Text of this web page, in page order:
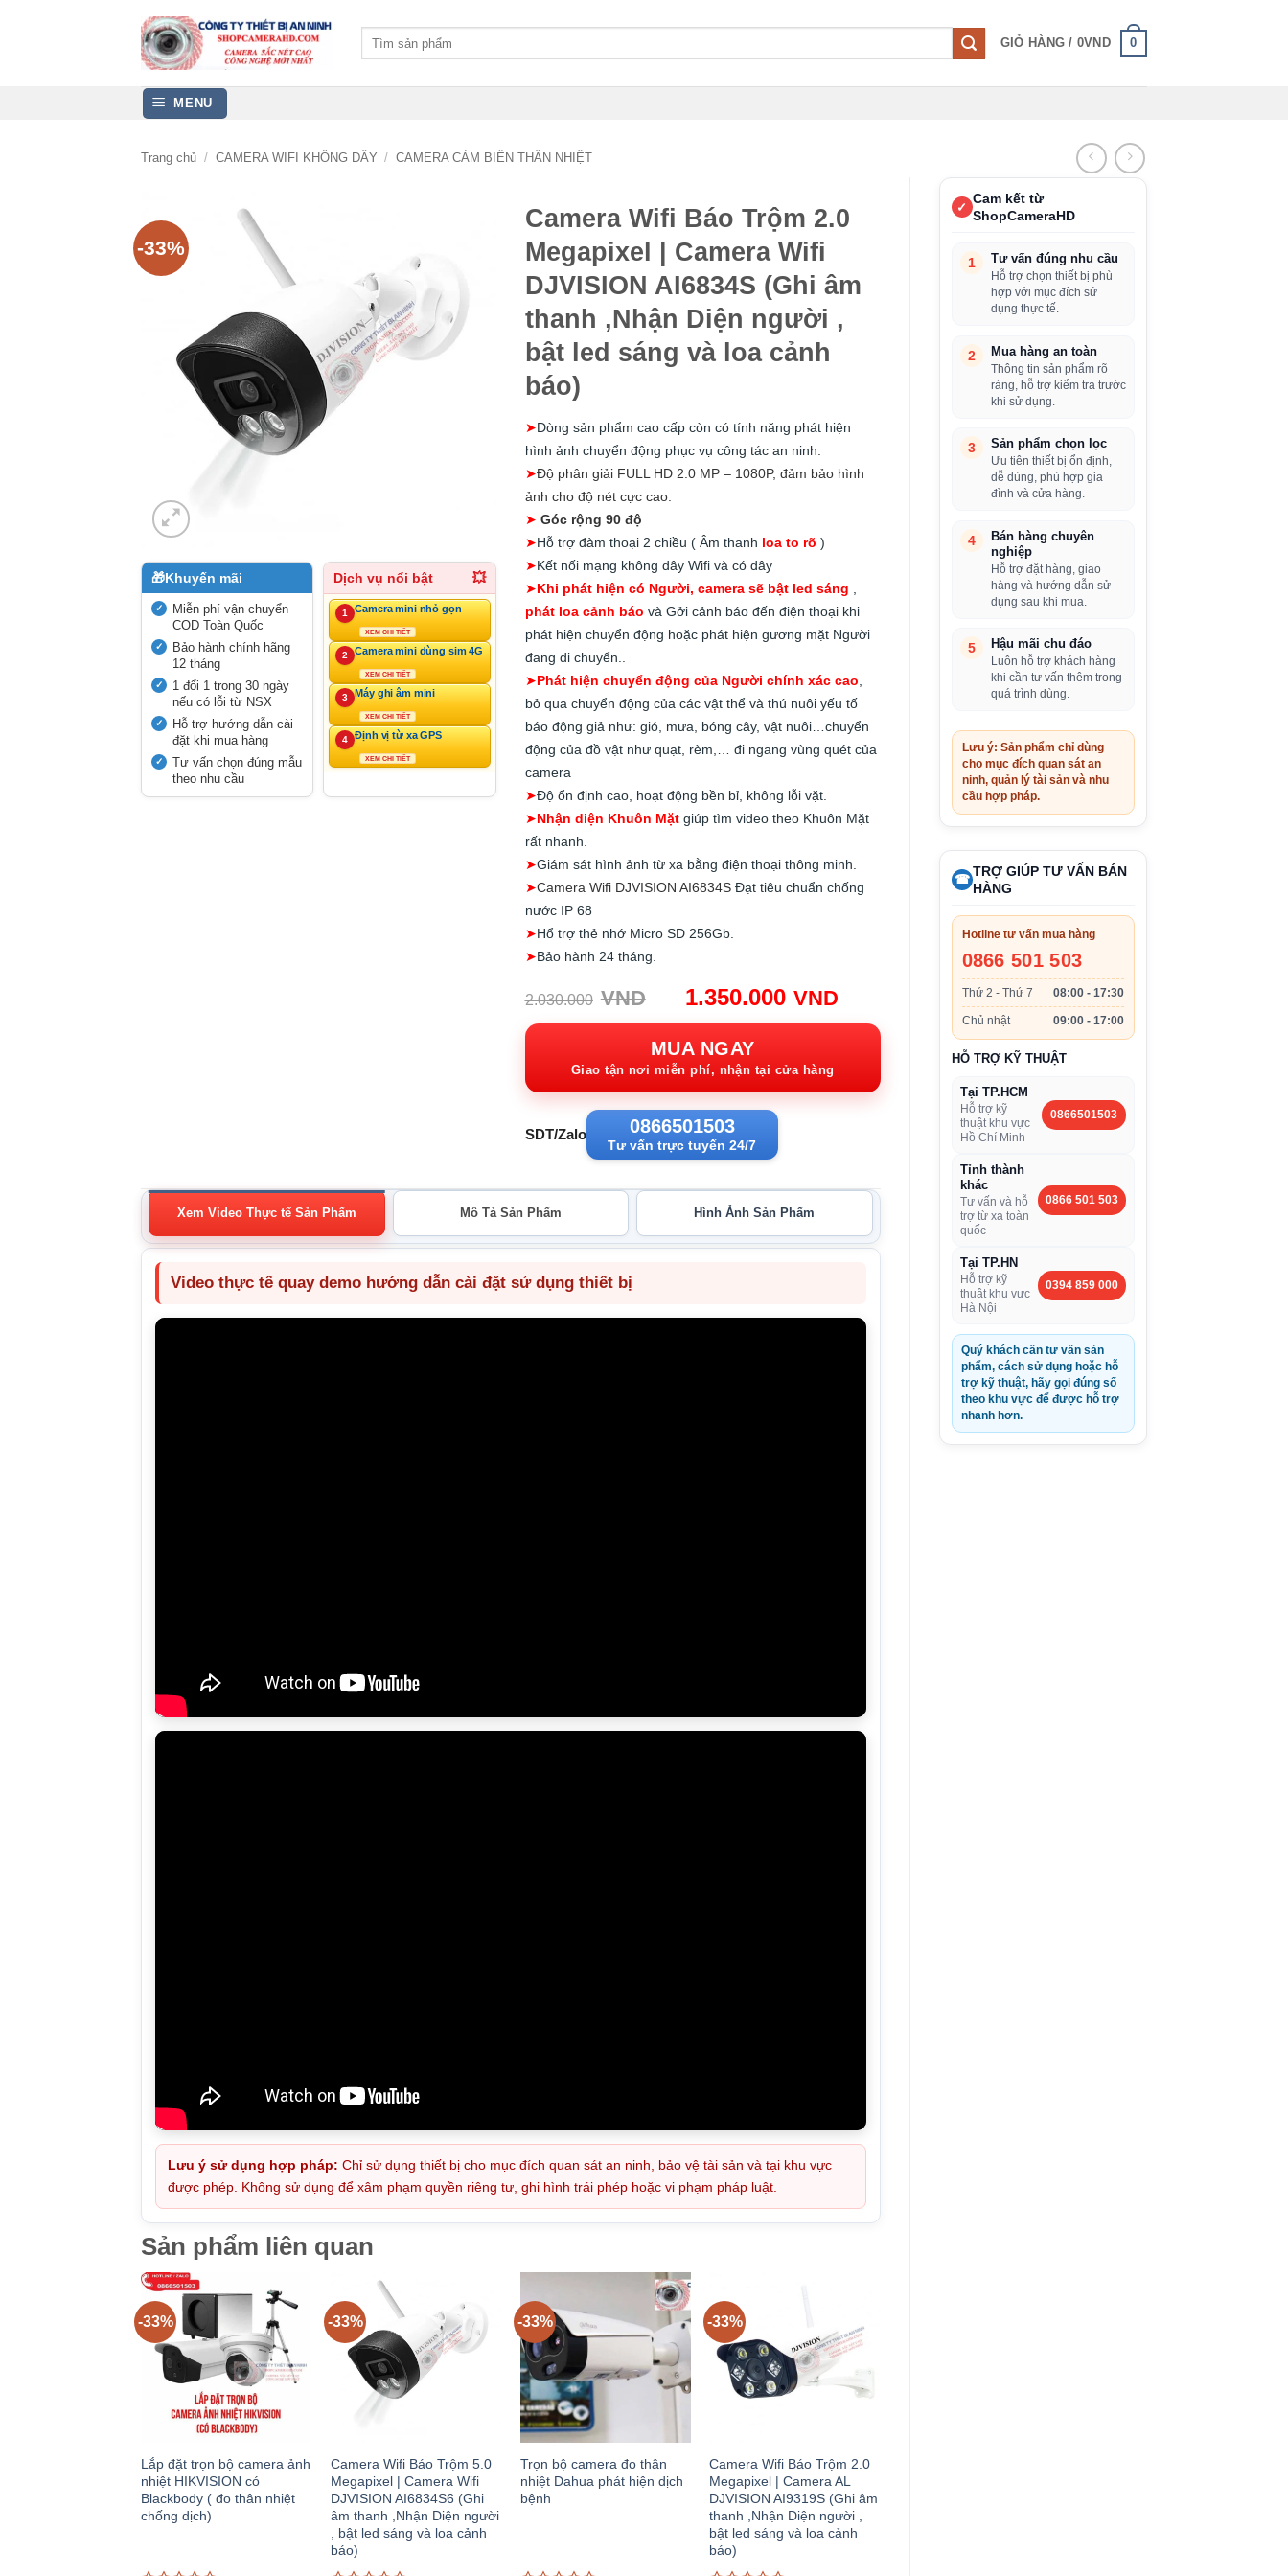
GIỎ HÀNG / 0VND 0
MENU
Trang chủ / CAMERA WIFI KHÔNG DÂY / CAMERA CẢM BIẾN THÂN NHIỆT
✓
Cam kết từ
ShopCameraHD
1
Tư vấn đúng nhu cầu
Hỗ trợ chọn thiết bị phù
hợp với mục đích sử
dụng thực tế.
2
Mua hàng an toàn
Thông tin sản phẩm rõ
ràng, hỗ trợ kiểm tra trước
khi sử dụng.
3
Sản phẩm chọn lọc
Ưu tiên thiết bị ổn định,
dễ dùng, phù hợp gia
đình và cửa hàng.
4
Bán hàng chuyên
nghiệp
Hỗ trợ đặt hàng, giao
hàng và hướng dẫn sử
dụng sau khi mua.
5
Hậu mãi chu đáo
Luôn hỗ trợ khách hàng
khi cần tư vấn thêm trong
quá trình dùng.
Lưu ý: Sản phẩm chỉ dùng
cho mục đích quan sát an
ninh, quản lý tài sản và nhu
cầu hợp pháp.
☎
TRỢ GIÚP TƯ VẤN BÁN
HÀNG
Hotline tư vấn mua hàng
0866 501 503
Thứ 2 - Thứ 7 08:00 - 17:30
Chủ nhật 09:00 - 17:00
HỖ TRỢ KỸ THUẬT
Tại TP.HCM
Hỗ trợ kỹ
thuật khu vực
Hồ Chí Minh
0866501503
Tỉnh thành
khác
Tư vấn và hỗ
trợ từ xa toàn
quốc
0866 501 503
Tại TP.HN
Hỗ trợ kỹ
thuật khu vực
Hà Nội
0394 859 000
Quý khách cần tư vấn sản
phẩm, cách sử dụng hoặc hỗ
trợ kỹ thuật, hãy gọi đúng số
theo khu vực để được hỗ trợ
nhanh hơn.
-33%
🎁Khuyến mãi
Miễn phí vận chuyển
COD Toàn Quốc
Bảo hành chính hãng
12 tháng
1 đổi 1 trong 30 ngày
nếu có lỗi từ NSX
Hỗ trợ hướng dẫn cài
đặt khi mua hàng
Tư vấn chọn đúng mẫu
theo nhu cầu
Dịch vụ nổi bật 💥
1 Camera mini nhỏ gọn
XEM CHI TIẾT
2 Camera mini dùng sim 4G
XEM CHI TIẾT
3 Máy ghi âm mini
XEM CHI TIẾT
4 Định vị từ xa GPS
XEM CHI TIẾT
Camera Wifi Báo Trộm 2.0
Megapixel | Camera Wifi
DJVISION AI6834S (Ghi âm
thanh ,Nhận Diện người ,
bật led sáng và loa cảnh
báo)
➤Dòng sản phẩm cao cấp còn có tính năng phát hiện
hình ảnh chuyển động phục vụ công tác an ninh.
➤Độ phân giải FULL HD 2.0 MP – 1080P, đảm bảo hình
ảnh cho độ nét cực cao.
➤ Góc rộng 90 độ
➤Hỗ trợ đàm thoại 2 chiều ( Âm thanh loa to rõ )
➤Kết nối mạng không dây Wifi và có dây
➤Khi phát hiện có Người, camera sẽ bật led sáng
phát loa cảnh báo và Gởi cảnh báo đến điện thoại khi
phát hiện chuyển động hoặc phát hiện gương mặt Người
đang di chuyển..
➤Phát hiện chuyển động của Người chính xác cao
bỏ qua chuyển động của các vật thể và thú nuôi yếu tố
báo động giả như: gió, mưa, bóng cây, vật nuôi…chuyển
động của đồ vật như quạt, rèm,… đi ngang vùng quét của
camera
➤Độ ổn định cao, hoạt động bền bỉ, không lỗi vặt.
➤Nhận diện Khuôn Mặtgiúp tìm video theo Khuôn Mặt
rất nhanh.
➤Giám sát hình ảnh từ xa bằng điện thoại thông minh.
➤Camera Wifi DJVISION AI6834S Đạt tiêu chuẩn chống
nước IP 68
➤Hổ trợ thẻ nhớ Micro SD 256Gb.
➤Bảo hành 24 tháng.
2.030.000 VND
Giá
gốc:
2.030.000VND.
1.350.000 VNDGiá
hiện
1.350.000VND.
MUA NGAY
Giao tận nơi miễn phí, nhận tại cửa hàng
SDT/Zalo 0866501503
Tư vấn trực tuyến 24/7
Xem Video Thực tế Sản Phẩm Mô Tả Sản Phẩm Hình Ảnh Sản Phẩm
Video thực tế quay demo hướng dẫn cài đặt sử dụng thiết bị
Lưu ý sử dụng hợp pháp: Chỉ sử dụng thiết bị cho mục đích quan sát an ninh, bảo vệ tài sản và tại khu vực
được phép. Không sử dụng để xâm phạm quyền riêng tư, ghi hình trái phép hoặc vi phạm pháp luật.
Sản phẩm liên quan
-33%
Lắp đặt trọn bộ camera ảnh
nhiệt HIKVISION có
Blackbody ( đo thân nhiệt
chống dịch)
-33%
Camera Wifi Báo Trộm 5.0
Megapixel | Camera Wifi
DJVISION AI6834S6 (Ghi
âm thanh ,Nhận Diện người
, bật led sáng và loa cảnh
báo)
-33%
Trọn bộ camera đo thân
nhiệt Dahua phát hiện dịch
bệnh
-33%
Camera Wifi Báo Trộm 2.0
Megapixel | Camera AL
DJVISION AI9319S (Ghi âm
thanh ,Nhận Diện người ,
bật led sáng và loa cảnh
báo)